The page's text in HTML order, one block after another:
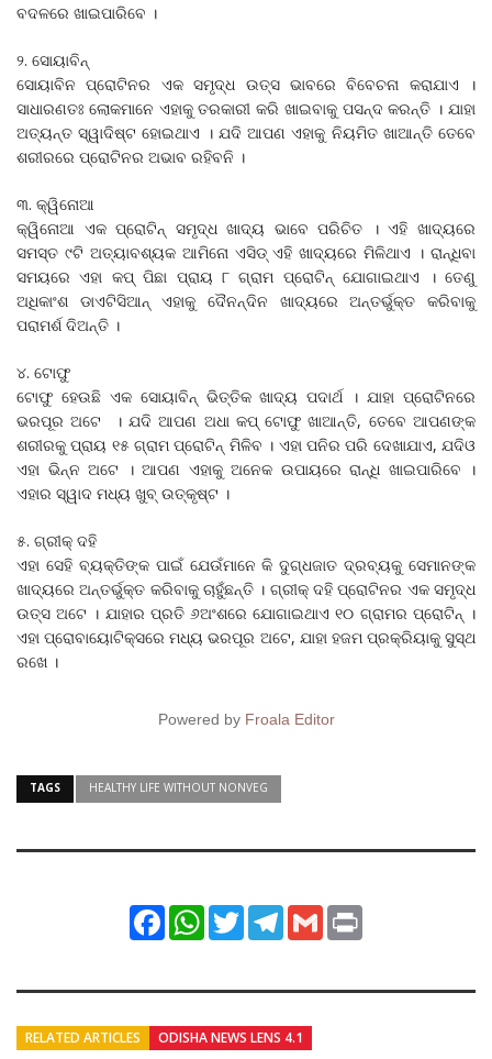
ବଦଳରେ ଖାଇପାରିବେ ।
୨. ସୋୟାବିନ୍
ସୋୟାବିନ ପ୍ରୋଟିନର ଏକ ସମୃଦ୍ଧ ଉତ୍ସ ଭାବରେ ବିବେଚନା କରାଯାଏ ।
ସାଧାରଣତଃ ଲୋକମାନେ ଏହାକୁ ତରକାରୀ କରି ଖାଇବାକୁ ପସନ୍ଦ କରନ୍ତି । ଯାହା
ଅତ୍ୟନ୍ତ ସ୍ୱାଦିଷ୍ଟ ହୋଇଥାଏ । ଯଦି ଆପଣ ଏହାକୁ ନିୟମିତ ଖାଆନ୍ତି ତେବେ
ଶରୀରରେ ପ୍ରୋଟିନର ଅଭାବ ରହିବନି ।
୩. କ୍ୱିନୋଆ
କ୍ୱିନୋଆ ଏକ ପ୍ରୋଟିନ୍ ସମୃଦ୍ଧ ଖାଦ୍ୟ ଭାବେ ପରିଚିତ । ଏହି ଖାଦ୍ୟରେ
ସମସ୍ତ ୯ଟି ଅତ୍ୟାବଶ୍ୟକ ଆମିନୋ ଏସିଡ୍ ଏହି ଖାଦ୍ୟରେ ମିଳିଥାଏ । ରାନ୍ଧିବା
ସମୟରେ ଏହା କପ୍ ପିଛା ପ୍ରାୟ ୮ ଗ୍ରାମ ପ୍ରୋଟିନ୍ ଯୋଗାଇଥାଏ । ତେଣୁ
ଅଧିକାଂଶ ଡାଏଟିସିଆନ୍ ଏହାକୁ ଦୈନନ୍ଦିନ ଖାଦ୍ୟରେ ଅନ୍ତର୍ଭୁକ୍ତ କରିବାକୁ
ପରାମର୍ଶ ଦିଅନ୍ତି ।
୪. ଟୋଫୁ
ଟୋଫୁ ହେଉଛି ଏକ ସୋୟାବିନ୍ ଭିତ୍ତିକ ଖାଦ୍ୟ ପଦାର୍ଥ । ଯାହା ପ୍ରୋଟିନରେ
ଭରପୂର ଅଟେ । ଯଦି ଆପଣ ଅଧା କପ୍ ଟୋଫୁ ଖାଆନ୍ତି, ତେବେ ଆପଣଙ୍କ
ଶରୀରକୁ ପ୍ରାୟ ୧୫ ଗ୍ରାମ ପ୍ରୋଟିନ୍ ମିଳିବ । ଏହା ପନିର ପରି ଦେଖାଯାଏ, ଯଦିଓ
ଏହା ଭିନ୍ନ ଅଟେ । ଆପଣ ଏହାକୁ ଅନେକ ଉପାୟରେ ରାନ୍ଧି ଖାଇପାରିବେ ।
ଏହାର ସ୍ୱାଦ ମଧ୍ୟ ଖୁବ୍ ଉତ୍କୃଷ୍ଟ ।
୫. ଗ୍ରୀକ୍ ଦହି
ଏହା ସେହି ବ୍ୟକ୍ତିଙ୍କ ପାଇଁ ଯେଉଁମାନେ କି ଦୁଗ୍ଧଜାତ ଦ୍ରବ୍ୟକୁ ସେମାନଙ୍କ
ଖାଦ୍ୟରେ ଅନ୍ତର୍ଭୁକ୍ତ କରିବାକୁ ଚାହୁଁଛନ୍ତି । ଗ୍ରୀକ୍ ଦହି ପ୍ରୋଟିନର ଏକ ସମୃଦ୍ଧ
ଉତ୍ସ ଅଟେ । ଯାହାର ପ୍ରତି ୬ଅଂଶରେ ଯୋଗାଇଥାଏ ୧୦ ଗ୍ରାମର ପ୍ରୋଟିନ୍ ।
ଏହା ପ୍ରୋବାୟୋଟିକ୍ସରେ ମଧ୍ୟ ଭରପୂର ଅଟେ, ଯାହା ହଜମ ପ୍ରକ୍ରିୟାକୁ ସୁସ୍ଥ
ରଖେ ।
Powered by Froala Editor
TAGS HEALTHY LIFE WITHOUT NONVEG
FacebookWhatsApp
TwitterTelegram
Gmail
RELATED ARTICLES ODISHA NEWS LENS 4.1